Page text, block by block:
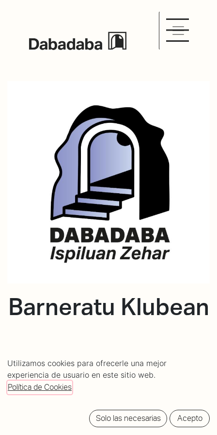
Barneratu Klubean
¿KLUB BAT SORTZEKO PROZESUAN PARTE
HARTU NAHI AL DUZU?
Utilizamos cookies para ofrecerle una mejor
experiencia de usuario en este sitio web.
Política de Cookies
Solo las necesarias Acepto